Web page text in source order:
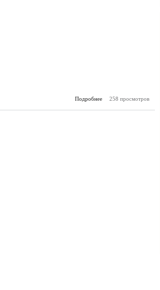
Подробнее
о Горянка №7
258 просмотров